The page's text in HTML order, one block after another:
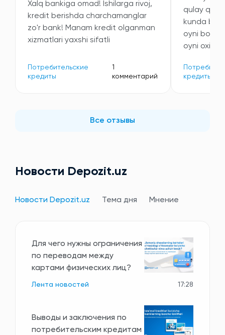
Xalq bankiga omad! Ishilarga rivoj,
kredit berishda charchamanglar
zo'r bank! Manam kredit olganman
xizmatlari yaxshi sifatli
Потребительские
кредиты
1
комментарий
qulay
kunda
oyni
oyni
кредиты
Все отзывы
Новости Depozit.uz
Новости Depozit.uz Тема дня Мнение
Для чего нужны ограничения
по переводам между
картами физических лиц?
Лента новостей 17:28
Выводы и заключения по
потребительским кредитам